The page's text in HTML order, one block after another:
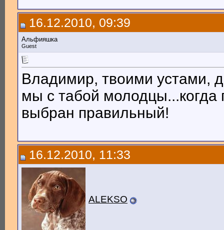
16.12.2010, 09:39
Альфияшка
Guest
Владимир, твоими устами,
мы с табой молодцы...когда
выбран правильный!
16.12.2010, 11:33
ALEKSO